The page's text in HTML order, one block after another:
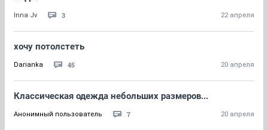
Inna Jv 3 22 апреля
хочу потолстеть
Darianka 45 20 апреля
Классическая одежда небольших размеров...
Анонимный пользователь 7 20 апреля